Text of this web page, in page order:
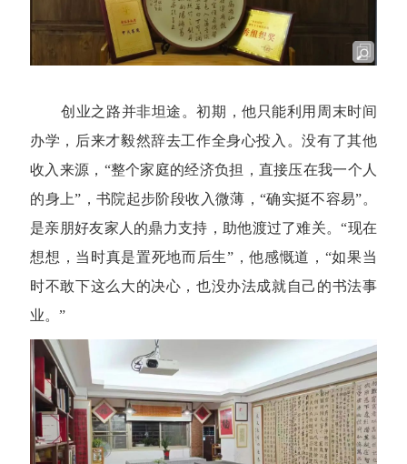
创业之路并非坦途。初期，他只能利用周末时间
办学，后来才毅然辞去工作全身心投入。没有了其他
收入来源，“整个家庭的经济负担，直接压在我一个人
的身上”，书院起步阶段收入微薄，“确实挺不容易”。
是亲朋好友家人的鼎力支持，助他渡过了难关。“现在
想想，当时真是置死地而后生”，他感慨道，“如果当
时不敢下这么大的决心，也没办法成就自己的书法事
业。”